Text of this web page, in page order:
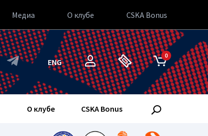
Медиа О клубе CSKA Bonus
ENG
0
О клубе CSKA Bonus